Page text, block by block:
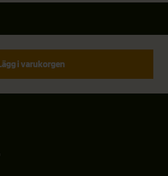
i varukorgen